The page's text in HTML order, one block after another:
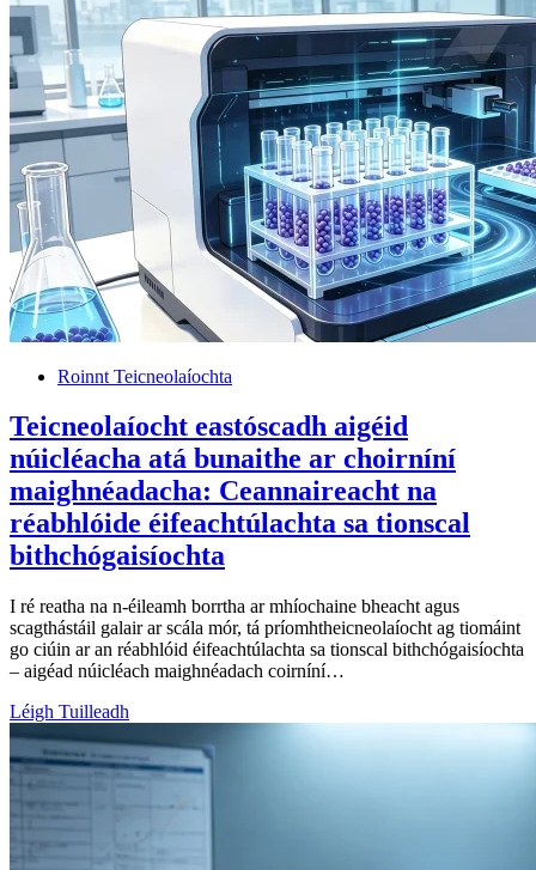
Roinnt Teicneolaíochta
Teicneolaíocht eastóscadh aigéid
núicléacha atá bunaithe ar choirníní
maighnéadacha: Ceannaireacht na
réabhlóide éifeachtúlachta sa tionscal
bithchógaisíochta
I ré reatha na n-éileamh borrtha ar mhíochaine bheacht agus
scagthástáil galair ar scála mór, tá príomhtheicneolaíocht ag tiomáint
go ciúin ar an réabhlóid éifeachtúlachta sa tionscal bithchógaisíochta
– aigéad núicléach maighnéadach coirníní…
Léigh Tuilleadh